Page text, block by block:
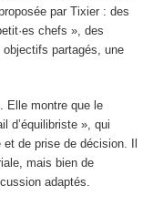
par Tixier : des
chefs », des
partagés, une
Elle montre que le
d’équilibriste », qui
de prise de décision. Il
mais bien de
adaptés.